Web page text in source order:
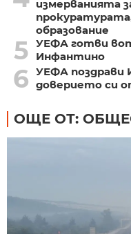
измерванията
образование
5 УЕФА готви
Инфантино
6 УЕФА поздрави
доверието си
ОЩЕ ОТ: